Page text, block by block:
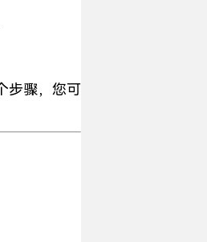
步骤，您可